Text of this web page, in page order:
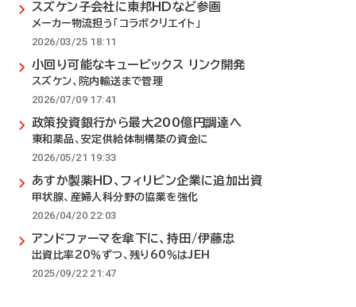
スズケン子会社に東邦HDなど参画
メーカー物流担う「コラボクリエイト」
2026/03/25 18:11
小回り可能なキュービックス リンク開発
スズケン、院内輸送まで管理
2026/07/09 17:41
政策投資銀行から最大200億円調達へ
東和薬品、安定供給体制構築の資金に
2026/05/21 19:33
あすか製薬HD、フィリピン企業に追加出資
甲状腺、産婦人科分野の協業を強化
2026/04/20 22:03
アンドファーマを傘下に、持田/伊藤忠
出資比率20％ずつ、残り60％はJEH
2025/09/22 21:47